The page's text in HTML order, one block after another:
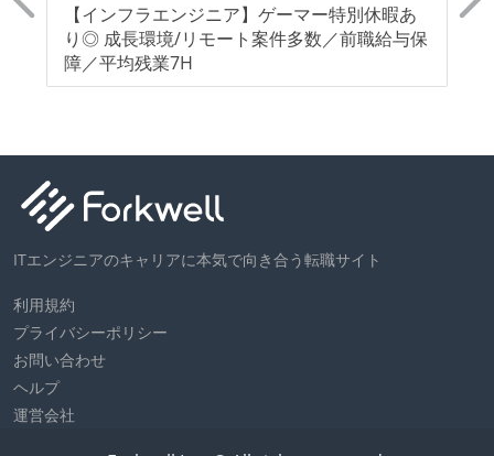
【インフラエンジニア】ゲーマー特別休暇あ
り◎ 成長環境/リモート案件多数／前職給与保
障／平均残業7H
ITエンジニアのキャリアに本気で向き合う転職サイト
利用規約
プライバシーポリシー
お問い合わせ
ヘルプ
運営会社